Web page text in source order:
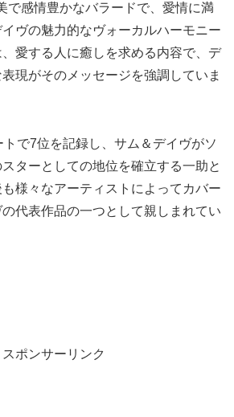
で感情豊かなバラードで、愛情に満
ヴの魅力的なヴォーカルハーモニー
愛する人に癒しを求める内容で、デ
現がそのメッセージを強調していま
で7位を記録し、サム＆デイヴがソ
ターとしての地位を確立する一助と
様々なアーティストによってカバー
代表作品の一つとして親しまれてい
スポンサーリンク